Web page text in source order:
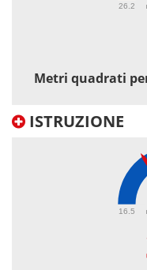
26.2
Metri quadrati
ISTRUZIONE
16.5